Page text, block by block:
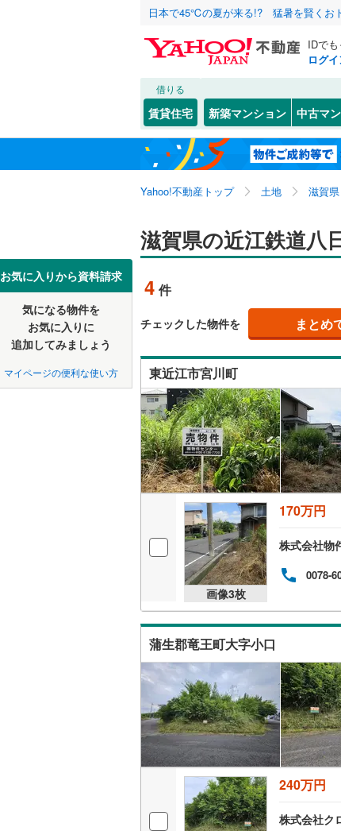
日本で45℃の夏が来る!? 猛暑を賢くお
IDで
ログ
借りる
賃貸住宅 新築マンション 中古マ
Yahoo!不動産トップ 土地 滋賀県
お気に入りから資料請求
気になる物件を
お気に入りに
追加してみましょう
マイページの便利な使い方
滋賀県の近江鉄道八
4 件
チェックした物件を まとめ
東近江市宮川町
画像3枚
170万円
株式会社物
0078-
蒲生郡竜王町大字小口
240万円
株式会社ク
北海道 北海道
東北 青森
関東 東京
信越・北陸 新潟
近畿 大阪
中国 鳥取
四国 徳島
九州・沖縄 福岡
該当物件0件
大津市
近江
栗東市(
湖南市
米原市
犬上
該当物件0件
該当物件0件
JR 東海道
湖西線(
私鉄・その他 近江鉄
該当物件0件
(0)
該当物件0件
こだわり条件 配置、向
前道
平坦地
更地渡
最寄
オン
オン
該当物件0件